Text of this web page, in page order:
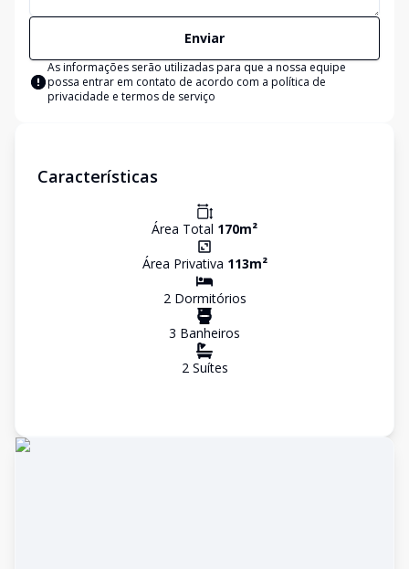
Enviar
As informações serão utilizadas para que a nossa equipe
possa entrar em contato de acordo com a política de
privacidade e termos de serviço
Características
Área Total 170m²
Área Privativa 113m²
2Dormitórios
3 Banheiros
2Suítes